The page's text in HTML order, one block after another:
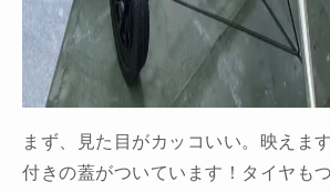
まず、見た目がカッコいい。映えま
付きの蓋がついています！タイヤも